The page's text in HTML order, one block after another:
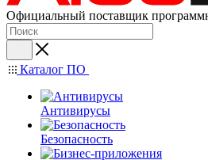
Официальный поставщик
Каталог ПО
Антивирусы
Безопасность